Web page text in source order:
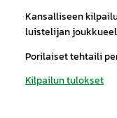
Kansalliseen
luistelijan
Porilaiset tehtaili
Kilpailun tulokset